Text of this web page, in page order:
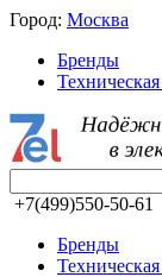
Город: Москва
Бренды
+7(499)550-50-61
Бренды